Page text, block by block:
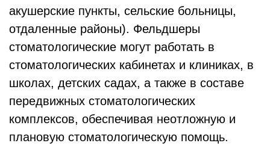
акушерские пункты, сельские больницы,
отдаленные районы). Фельдшеры
стоматологические могут работать в
стоматологических кабинетах и клиниках, в
школах, детских садах, а также в составе
передвижных стоматологических
комплексов, обеспечивая неотложную и
плановую стоматологическую помощь.